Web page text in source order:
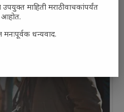
उपयुक्त माहिती मराठी वाचकांपर्यंत
आहोत.
मनःपूर्वक धन्यवाद.